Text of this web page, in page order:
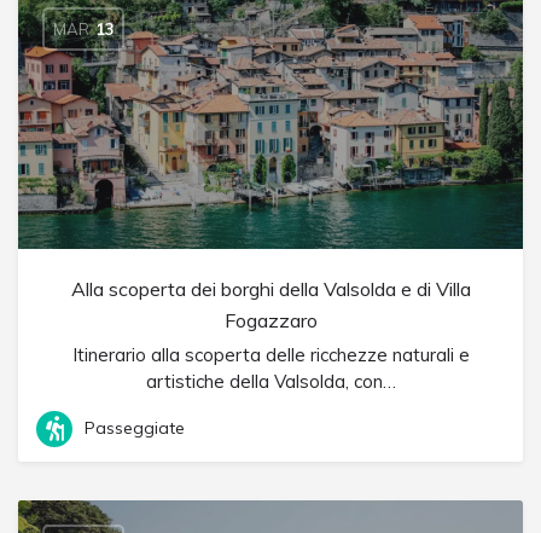
MAR 13
Alla scoperta dei borghi della Valsolda e di Villa
Fogazzaro
Itinerario alla scoperta delle ricchezze naturali e
artistiche della Valsolda, con…
Passeggiate